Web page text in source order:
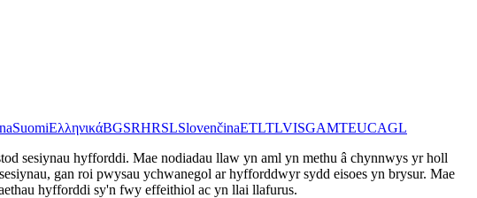
SuomiΕλληνικάBGSRHRSLSlovenčinaETLTLVISGAMTEUCAGL
sesiynau hyfforddi. Mae nodiadau llaw yn aml yn methu â chynnwys yr holl
gan roi pwysau ychwanegol ar hyfforddwyr sydd eisoes yn brysur. Mae
hyfforddi sy'n fwy effeithiol ac yn llai llafurus.